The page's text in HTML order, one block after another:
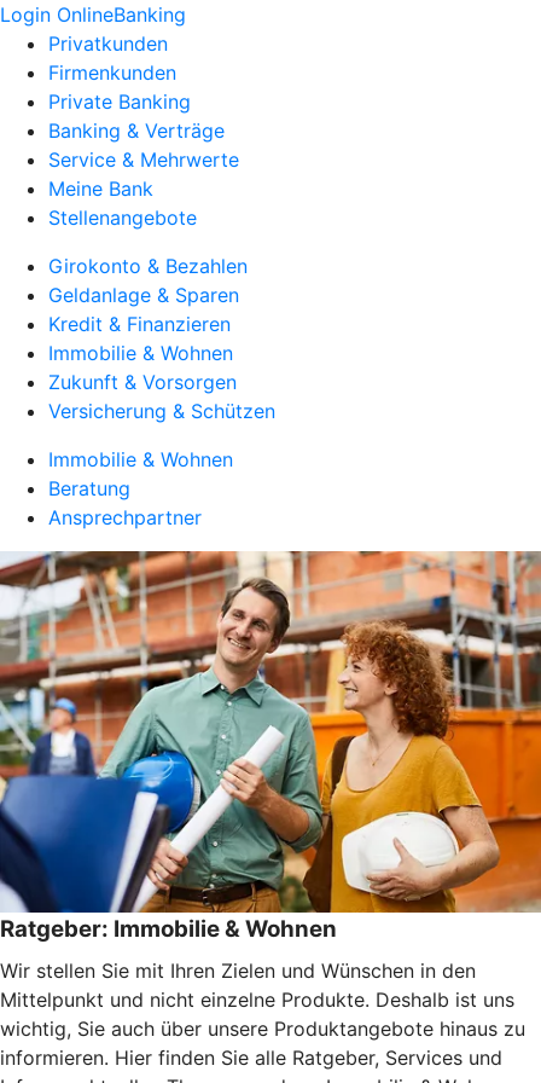
Login OnlineBanking
Privatkunden
Firmenkunden
Private Banking
Banking & Verträge
Service & Mehrwerte
Meine Bank
Stellenangebote
Girokonto & Bezahlen
Geldanlage & Sparen
Kredit & Finanzieren
Immobilie & Wohnen
Zukunft & Vorsorgen
Versicherung & Schützen
Immobilie & Wohnen
Beratung
Ansprechpartner
Ratgeber: Immobilie & Wohnen
Wir stellen Sie mit Ihren Zielen und Wünschen in den
Mittelpunkt und nicht einzelne Produkte. Deshalb ist uns
wichtig, Sie auch über unsere Produktangebote hinaus zu
informieren. Hier finden Sie alle Ratgeber, Services und